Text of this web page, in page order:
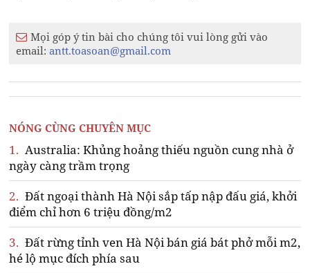
Mọi góp ý tin bài cho chúng tôi vui lòng gửi vào
email:antt.toasoan@gmail.com
NÓNG CÙNG CHUYÊN MỤC
1. Australia: Khủng hoảng thiếu nguồn cung nhà ở
ngày càng trầm trọng
2. Đất ngoại thành Hà Nội sắp tấp nập đấu giá, khởi
điểm chỉ hơn 6 triệu đồng/m2
3. Đất rừng tỉnh ven Hà Nội bán giá bát phở mỗi m2,
hé lộ mục đích phía sau